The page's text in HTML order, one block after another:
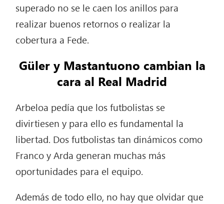
superado no se le caen los anillos para
realizar buenos retornos o realizar la
cobertura a Fede.
Güler y Mastantuono cambian la
cara al Real Madrid
Arbeloa pedía que los futbolistas se
divirtiesen y para ello es fundamental la
libertad. Dos futbolistas tan dinámicos como
Franco y Arda generan muchas más
oportunidades para el equipo.
Además de todo ello, no hay que olvidar que